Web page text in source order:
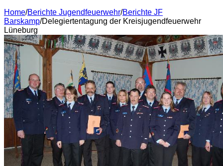
Home/Berichte Jugendfeuerwehr/Berichte JF
Barskamp/Delegiertentagung der Kreisjugendfeuerwehr
Lüneburg